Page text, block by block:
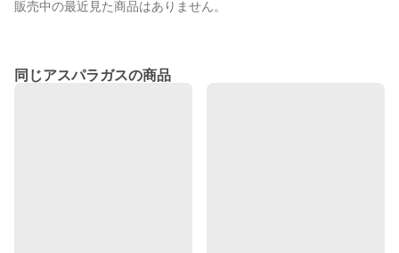
販売中の最近見た商品はありません。
同じアスパラガスの商品